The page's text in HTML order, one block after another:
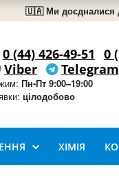
🇺🇦 Ми доєдналися
0 (44) 426-49-51
0
Viber
Telegram
Пн-Пт 9:00–19:00
цілодобово
ХІМІЯ